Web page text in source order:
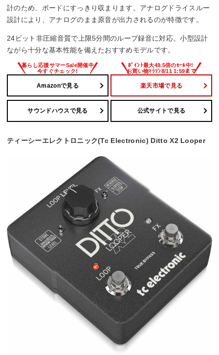
–
48x48x93 mm
重量
計のため、ボードにすっきり収まります。アナログドライスルー
設計により、アナログのまま原音が出力されるのが特徴です。
24ビット非圧縮音質で上限5分間のループ録音に対応。小型設計
ながら十分な基本性能を備えたおすすめモデルです。
Amazonで見る 楽天市場で見る
サウンドハウスで見る 公式サイトで見る
ティーシーエレクトロニック(Tc Electronic) Ditto X2 Looper